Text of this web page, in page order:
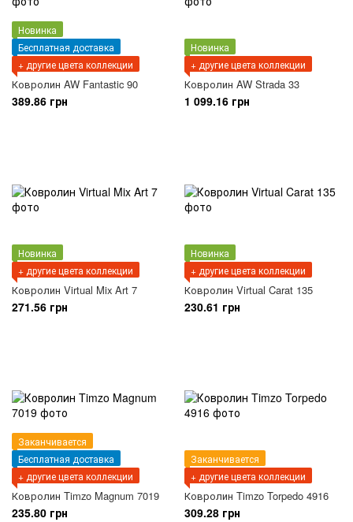
Новинка
Бесплатная доставка
+ другие цвета коллекции
Ковролин AW Fantastic 90
389.86 грн
Новинка
+ другие цвета коллекции
Ковролин AW Strada 33
1 099.16 грн
Новинка
+ другие цвета коллекции
Ковролин Virtual Mix Art 7
271.56 грн
Новинка
+ другие цвета коллекции
Ковролин Virtual Carat 135
230.61 грн
Заканчивается
Бесплатная доставка
+ другие цвета коллекции
Ковролин Timzo Magnum 7019
235.80 грн
Заканчивается
+ другие цвета коллекции
Ковролин Timzo Torpedo 4916
309.28 грн